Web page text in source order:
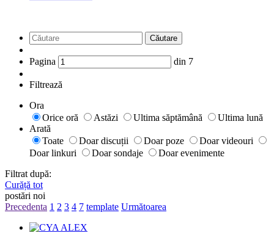
Căutare
Pagina din 7
Filtrează
Ora
Orice oră
Astăzi Ultima săptămână
Ultima lună
Arată
Toate
Doar discuții Doar poze
Doar videouri
Doar linkuri
Doar sondaje
Doar evenimente
Filtrat după:
Curăță tot
postări noi
Precedenta 1 2 3 4 7 template Următoarea